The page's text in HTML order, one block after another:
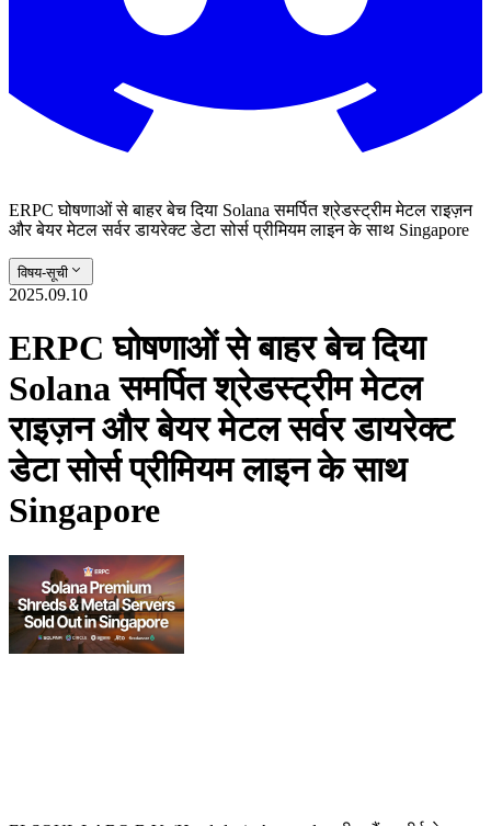
ERPC घोषणाओं से बाहर बेच दिया Solana समर्पित श्रेडस्ट्रीम मेटल राइज़न
और बेयर मेटल सर्वर डायरेक्ट डेटा सोर्स प्रीमियम लाइन के साथ Singapore
विषय-सूची
2025.09.10
ERPC घोषणाओं से बाहर बेच दिया
Solana समर्पित श्रेडस्ट्रीम मेटल
राइज़न और बेयर मेटल सर्वर डायरेक्ट
डेटा सोर्स प्रीमियम लाइन के साथ
Singapore